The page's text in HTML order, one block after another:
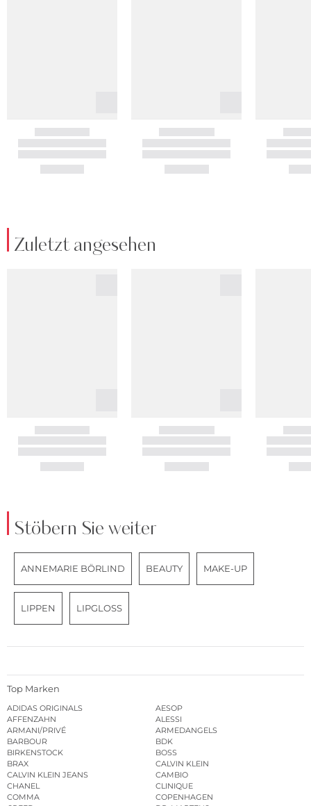
Zuletzt angesehen
Stöbern Sie weiter
ANNEMARIE BÖRLIND BEAUTY MAKE-UP
LIPPEN LIPGLOSS
Top Marken
ADIDAS ORIGINALS
AESOP
AFFENZAHN
ALESSI
ARMANI/PRIVÉ
ARMEDANGELS
BARBOUR
BDK
BIRKENSTOCK
BOSS
BRAX
CALVIN KLEIN
CALVIN KLEIN JEANS
CAMBIO
CHANEL
CLINIQUE
COMMA
COPENHAGEN